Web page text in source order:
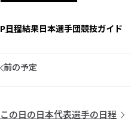
日程結果日本選手団競技ガイド
前の予定
この日の日本代表選手の日程